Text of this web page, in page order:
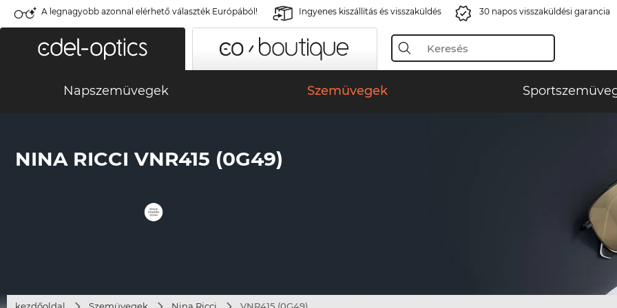
A legnagyobb azonnal elérhető választék Európából! Ingyenes kiszállítás és visszaküldés 30 napos visszaküldési garancia
Napszemüvegek Szemüvegek
NINA RICCI VNR415 (0G49)